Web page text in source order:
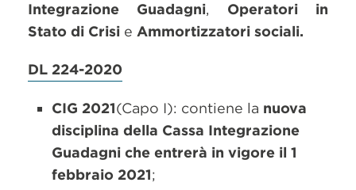
Integrazione Guadagni, Operatori in
Stato di Crisi e Ammortizzatori sociali.
DL 224-2020
CIG 2021(Capo I): contiene la nuova
disciplina della Cassa Integrazione
Guadagni che entrerà in vigore il 1
febbraio 2021;